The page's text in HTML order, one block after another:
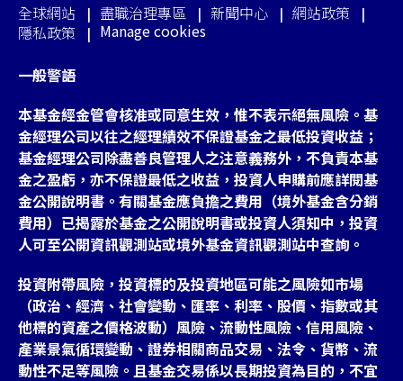
全球網站 盡職治理專區 新聞中心
網站政策
隱私政策
Manage cookies
一般警語
本基金經金管會核准或同意生效，惟不表示絕無風險。基
金經理公司以往之經理績效不保證基金之最低投資收益；
基金經理公司除盡善良管理人之注意義務外，不負責本基
金之盈虧，亦不保證最低之收益，投資人申購前應詳閱基
金公開說明書。有關基金應負擔之費用（境外基金含分銷
費用）已揭露於基金之公開說明書或投資人須知中，投資
人可至公開資訊觀測站或境外基金資訊觀測站中查詢。
投資附帶風險，投資標的及投資地區可能之風險如市場
（政治、經濟、社會變動、匯率、利率、股價、指數或其
他標的資產之價格波動）風險、流動性風險、信用風險、
產業景氣循環變動、證券相關商品交易、法令、貨幣、流
動性不足等風險。且基金交易係以長期投資為目的，不宜